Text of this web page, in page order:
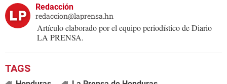
Redacción
redaccion@laprensa.hn
Artículo elaborado por el equipo periodístico de Diario
LA PRENSA.